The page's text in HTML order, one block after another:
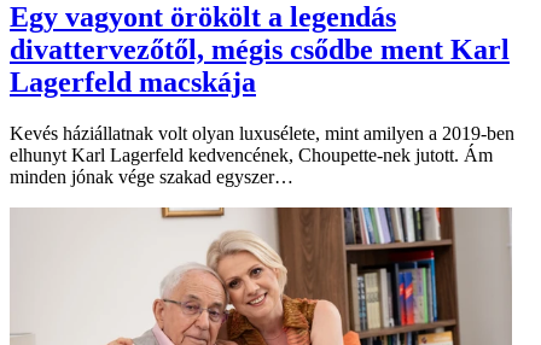
Egy vagyont örökölt a legendás
divattervezőtől, mégis csődbe ment Karl
Lagerfeld macskája
Kevés háziállatnak volt olyan luxusélete, mint amilyen a 2019-ben
elhunyt Karl Lagerfeld kedvencének, Choupette-nek jutott. Ám
minden jónak vége szakad egyszer…